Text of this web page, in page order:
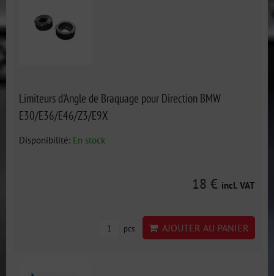
Limiteurs d'Angle de Braquage pour Direction BMW
E30/E36/E46/Z3/E9X
Disponibilité: En stock
18 € incl. VAT
pcs AJOUTER AU PANIER